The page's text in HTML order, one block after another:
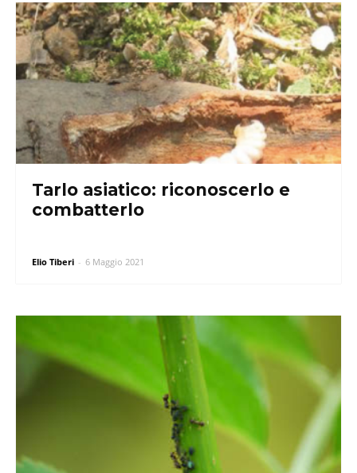
Tarlo asiatico: riconoscerlo e
combatterlo
Elio Tiberi - 6 Maggio 2021